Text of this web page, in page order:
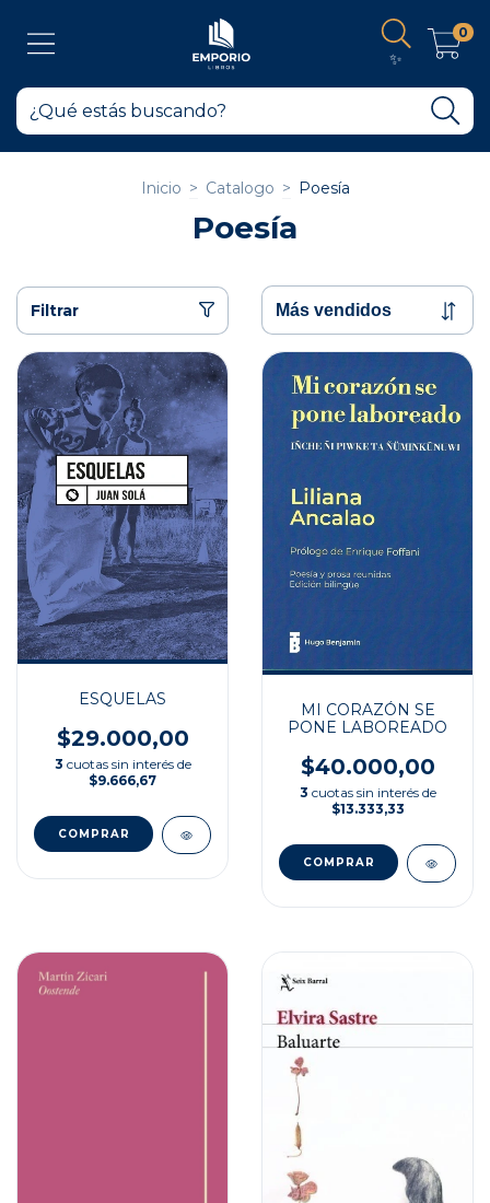
✨
0
Inicio > Catalogo > Poesía
Poesía
Filtrar
ESQUELAS
$29.000,00
3 cuotas sin interés de
$9.666,67
MI CORAZÓN SE
PONE LABOREADO
$40.000,00
3 cuotas sin interés de
$13.333,33